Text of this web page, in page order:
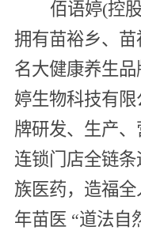
佰语婷(控
拥有苗裕乡、
名大健康养生
婷生物科技有
牌研发、生产、
连锁门店全链
族医药，造福
年苗医 “道法自